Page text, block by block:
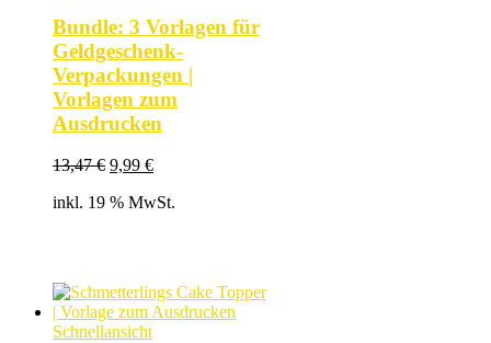
Bundle: 3 Vorlagen für
Geldgeschenk-
Verpackungen |
Vorlagen zum
Ausdrucken
13,47€ Ursprünglicher
war:
9,99 €Aktueller
ist:
inkl. 19 % MwSt.
Schnellansicht